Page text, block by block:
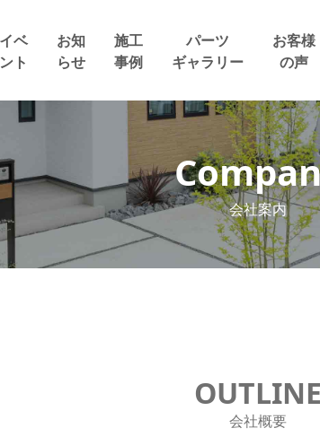
イベ
ント
お知
らせ
施工
事例
パーツ
ギャラリー
お客様
の声
会社案内
OUTLINE
会社概要